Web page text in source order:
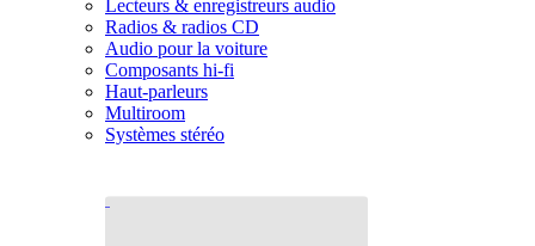
Lecteurs & enregistreurs audio
Radios & radios CD
Audio pour la voiture
Composants hi-fi
Haut-parleurs
Multiroom
Systèmes stéréo